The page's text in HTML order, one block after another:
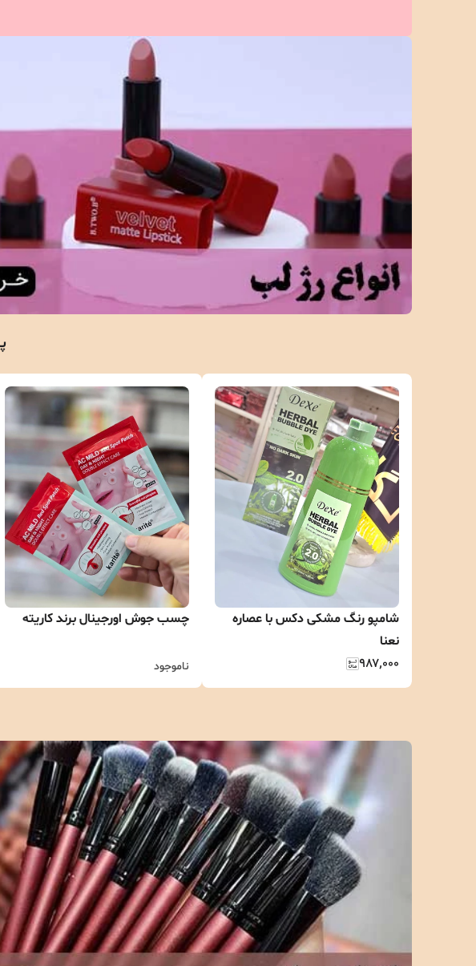
شامپو رنگ مشکی دکس با عصاره
نعنا
۹۸۷٬۰۰۰
چسب جوش اورجینال برند کاریته
ناموجود